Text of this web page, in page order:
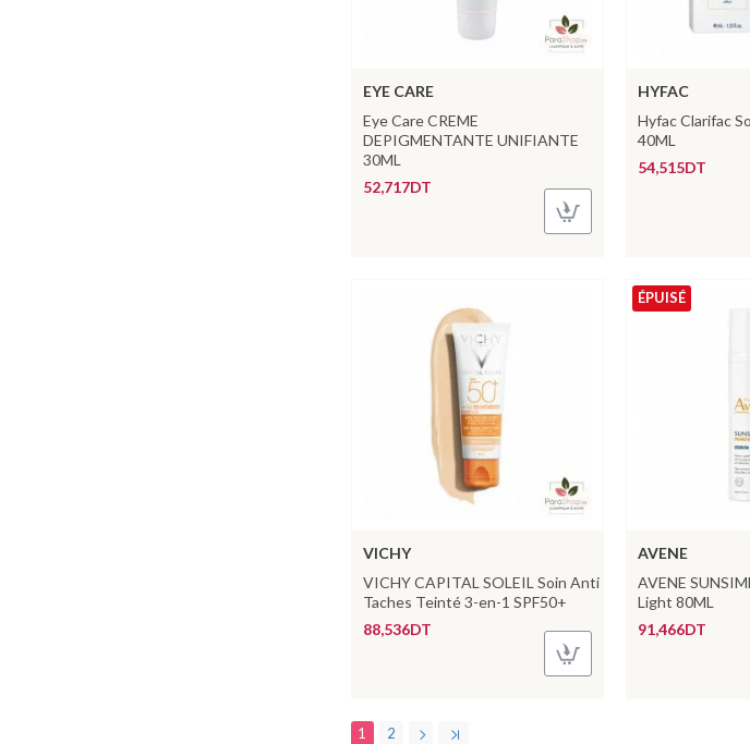
EYE CARE
Eye Care CREME
DEPIGMENTANTE UNIFIANTE
30ML
52,717DT
HYFAC
Hyfac Clarifac
40ML
54,515DT
VICHY
VICHY CAPITAL SOLEIL Soin Anti
Taches Teinté 3-en-1 SPF50+
88,536DT
ÉPUISÉ
AVENE
AVENE
Light 80ML
91,466DT
1 2